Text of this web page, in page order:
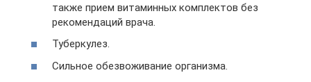
также прием витаминных комплектов без
рекомендаций врача.
Туберкулез.
Сильное обезвоживание организма.